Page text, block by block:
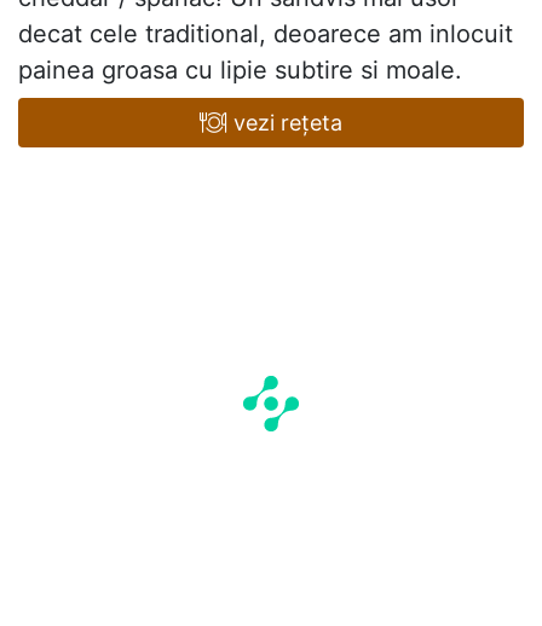
decat cele traditional, deoarece am inlocuit
painea groasa cu lipie subtire si moale.
vezi rețeta